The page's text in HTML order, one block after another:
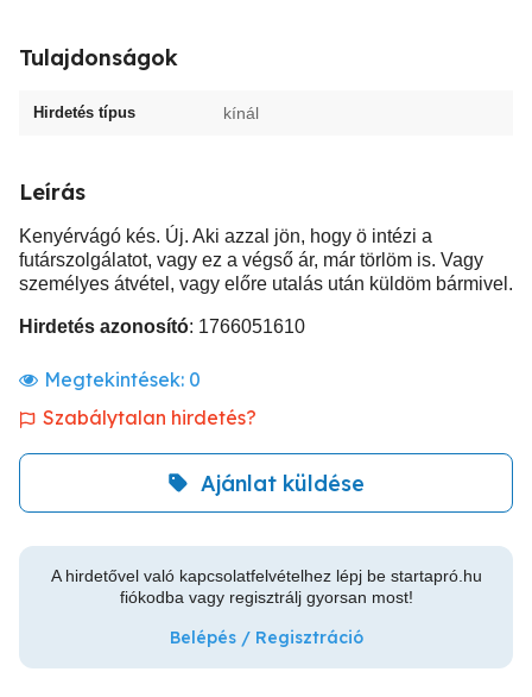
Tulajdonságok
Hirdetés típus kínál
Leírás
Kenyérvágó kés. Új. Aki azzal jön, hogy ö intézi a
futárszolgálatot, vagy ez a végső ár, már törlöm is. Vagy
személyes átvétel, vagy előre utalás után küldöm bármivel.
Hirdetés azonosító: 1766051610
Megtekintések: 0
Szabálytalan hirdetés?
Ajánlat küldése
A hirdetővel való kapcsolatfelvételhez lépj be startapró.hu
fiókodba vagy regisztrálj gyorsan most!
Belépés / Regisztráció